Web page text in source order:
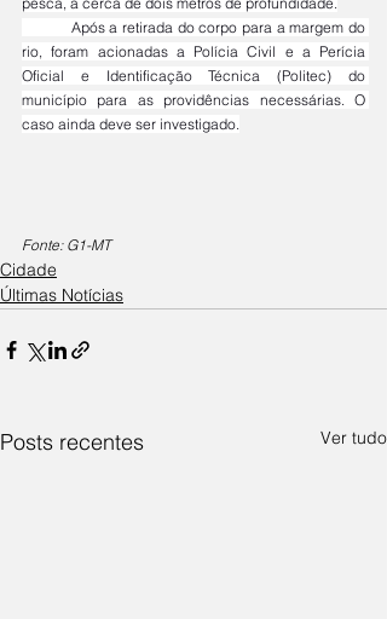
rio, foram acionadas a Polícia Civil e a Perícia
Oficial e Identificação Técnica (Politec) do
município para as providências necessárias. O
caso ainda deve ser investigado.
Fonte: G1-MT
Cidade
Últimas Notícias
Posts recentes Ver tudo